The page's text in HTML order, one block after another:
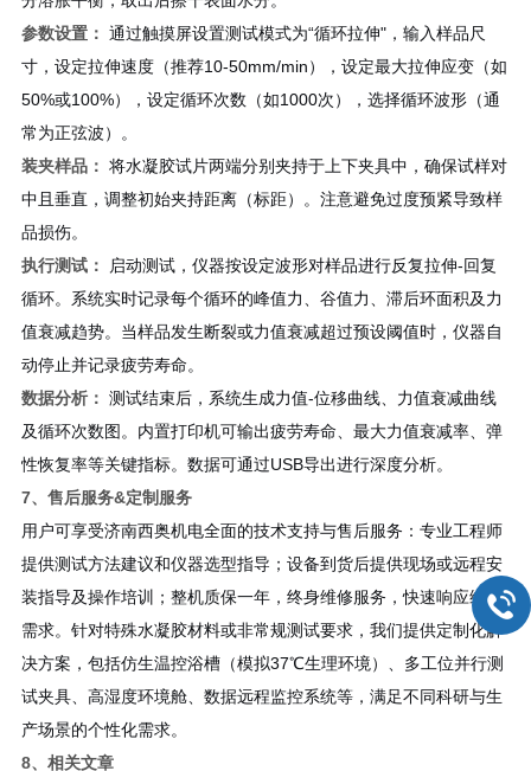
参数设置： 通过触摸屏设置测试模式为“循环拉伸"，输入样品尺
寸，设定拉伸速度（推荐10-50mm/min），设定最大拉伸应变（如
50%或100%），设定循环次数（如1000次），选择循环波形（通
常为正弦波）。
装夹样品： 将水凝胶试片两端分别夹持于上下夹具中，确保试样对
中且垂直，调整初始夹持距离（标距）。注意避免过度预紧导致样
品损伤。
执行测试：
启动测试，仪器按设定波形对样品进行反复拉伸-回复
循环。系统实时记录每个循环的峰值力、谷值力、滞后环面积及力
值衰减趋势。当样品发生断裂或力值衰减超过预设阈值时，仪器自
动停止并记录疲劳寿命。
数据分析： 测试结束后，系统生成力值-位移曲线、力值衰减曲线
及循环次数图。内置打印机可输出疲劳寿命、最大力值衰减率、弹
性恢复率等关键指标。数据可通过USB导出进行深度分析。
7、售后服务&定制服务
用户可享受济南西奥机电全面的技术支持与售后服务：专业工程师
提供测试方法建议和仪器选型指导；设备到货后提供现场或远程安
装指导及操作培训；整机质保一年，终身维修服务，快速响应维护
需求。针对特殊水凝胶材料或非常规测试要求，我们提供定制化解
决方案，包括仿生温控浴槽（模拟37℃生理环境）、多工位并行测
试夹具、高湿度环境舱、数据远程监控系统等，满足不同科研与生
产场景的个性化需求。
8、相关文章